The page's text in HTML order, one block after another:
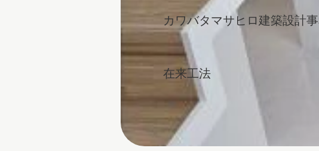
カワバタマサヒロ建築設計
在来工法